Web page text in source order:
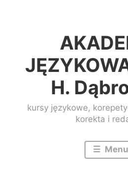
H.
kursy językowe,
korekta i
Menu